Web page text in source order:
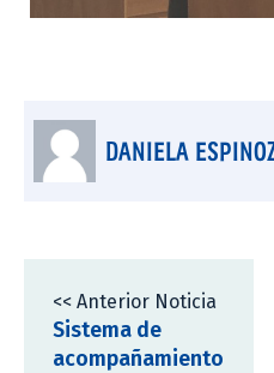
DANIELA
<< Anterior Noticia
Sistema de
acompañamiento